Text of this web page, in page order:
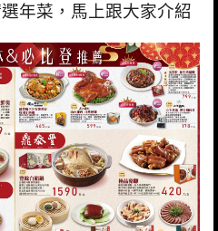
年菜，馬上跟大家介紹